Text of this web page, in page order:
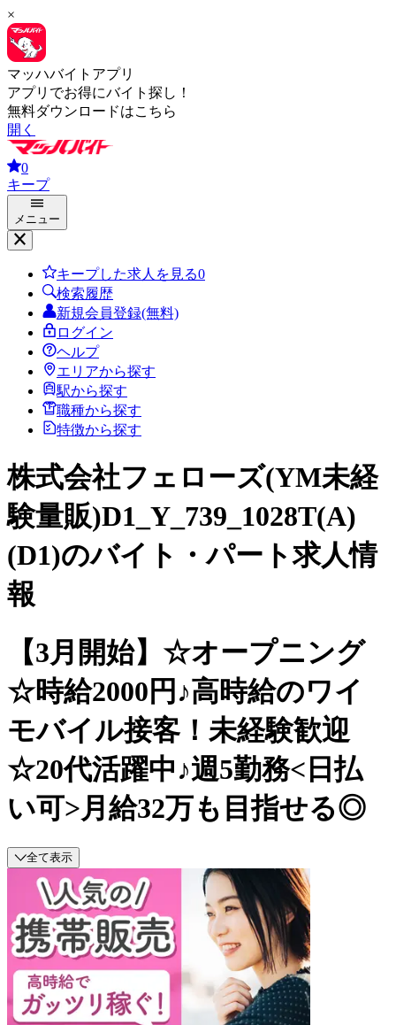
×
マッハバイトアプリ
アプリでお得にバイト探し！
無料ダウンロードはこちら
開く
0
キープ
メニュー
キープした求人を見る0
検索履歴
新規会員登録(無料)
ログイン
ヘルプ
エリアから探す
駅から探す
職種から探す
特徴から探す
株式会社フェローズ(YM未経
験量販)D1_Y_739_1028T(A)
(D1)のバイト・パート求人情
報
【3月開始】☆オープニング
☆時給2000円♪高時給のワイ
モバイル接客！未経験歓迎
☆20代活躍中♪週5勤務<日払
い可>月給32万も目指せる◎
全て表示